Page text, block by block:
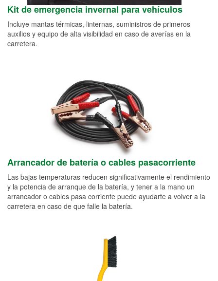
Kit de emergencia invernal para vehículos
Incluye mantas térmicas, linternas, suministros de primeros
auxilios y equipo de alta visibilidad en caso de averías en la
carretera.
Arrancador de batería o cables pasacorriente
Las bajas temperaturas reducen significativamente el rendimiento
y la potencia de arranque de la batería, y tener a la mano un
arrancador o cables pasa corriente puede ayudarte a volver a la
carretera en caso de que falle la batería.